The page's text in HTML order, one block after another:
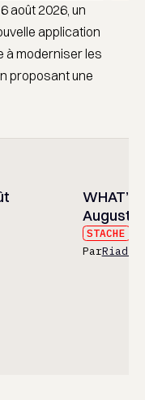
août 2026, un
application
à moderniser les
proposant une
WHAT’S
August
STACHE
ParRiad